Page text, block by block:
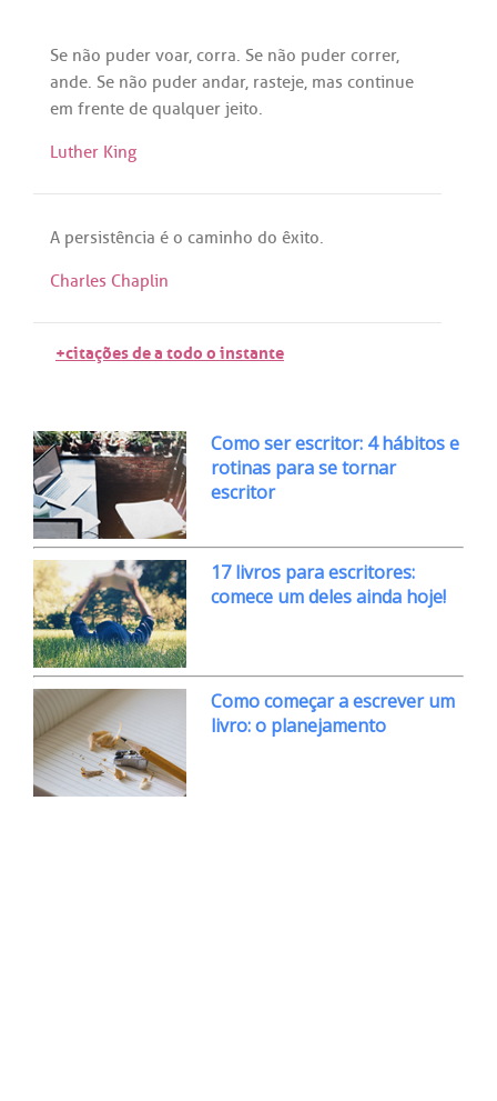
Se não puder voar, corra. Se não puder correr,
ande. Se não puder andar, rasteje, mas continue
em frente de qualquer jeito.
Luther King
A persistência é o caminho do êxito.
Charles Chaplin
+citações de a todo o instante
Como ser escritor: 4 hábitos e
rotinas para se tornar
escritor
17 livros para escritores:
comece um deles ainda hoje!
Como começar a escrever um
livro: o planejamento